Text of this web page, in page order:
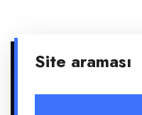
Site araması